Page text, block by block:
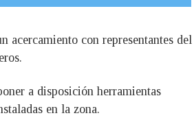
con representantes
a disposición herramientas
en la zona.